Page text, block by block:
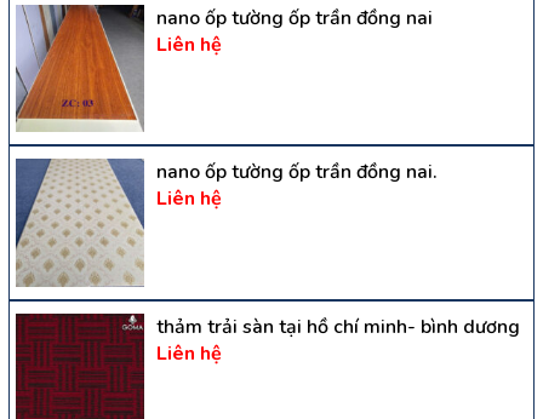
nano ốp tường ốp trần đồng nai
Liên hệ
nano ốp tường ốp trần đồng nai.
Liên hệ
thảm trải sàn tại hồ chí minh- bình dương
Liên hệ